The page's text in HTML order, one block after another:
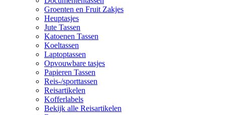
Groenten en Fruit Zakjes
Heuptasjes
Jute Tassen
Katoenen Tassen
Koeltassen
Laptoptassen
Opvouwbare tasjes
Papieren Tassen
Reis-/sporttassen
Reisartikelen
Kofferlabels
Bekijk alle Reisartikelen